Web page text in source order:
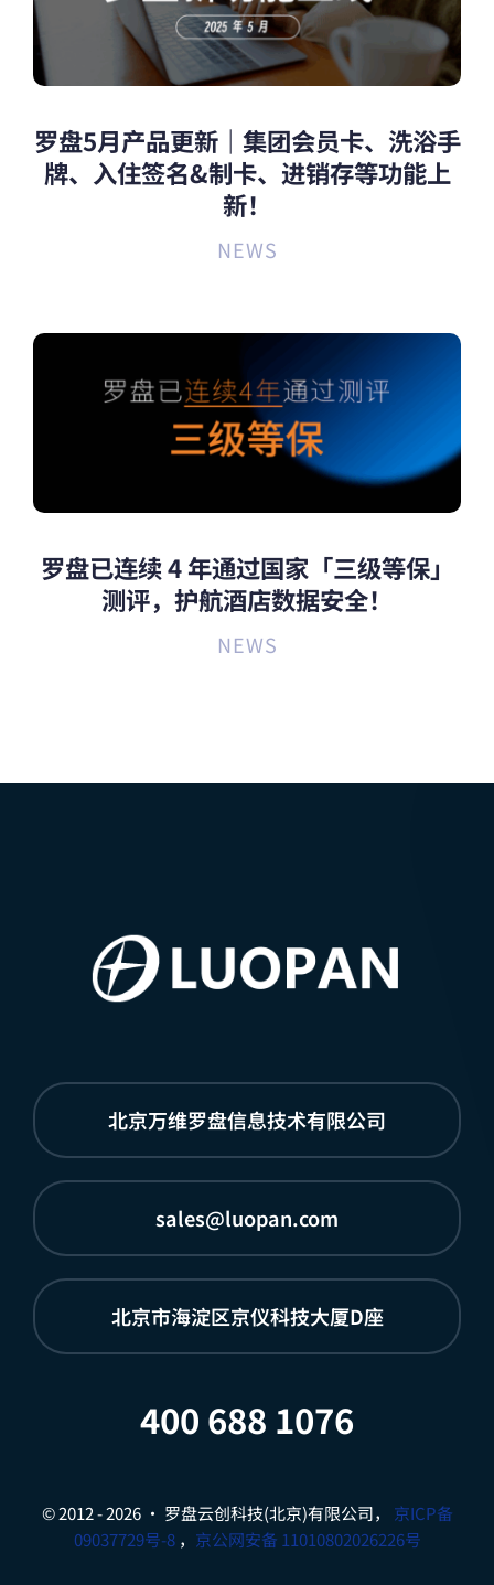
罗盘5月产品更新｜集团会员卡、洗浴手
牌、入住签名&制卡、进销存等功能上
新！
NEWS
罗盘已连续 4 年通过国家「三级等保」
测评，护航酒店数据安全！
NEWS
北京万维罗盘信息技术有限公司
sales@luopan.com
北京市海淀区京仪科技大厦D座
400 688 1076
© 2012 - 2026 • 罗盘云创科技(北京)有限公司，
京ICP备
09037729号-8， 京公网安备 11010802026226号